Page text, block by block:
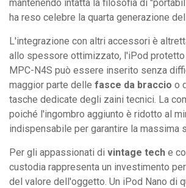
mantenendo intatta la filosofia di
ha reso celebre la quarta generazione del
L'integrazione con altri accessori è
allo spessore ottimizzato, l'iPod
MPC-N4S può essere inserito senza
maggior parte delle fasce da braccio o
tasche dedicate degli zaini tecnici. La
poiché l'ingombro aggiunto è ridotto al
indispensabile per garantire la massima
Per gli appassionati di vintage tech e
custodia rappresenta un investimento
del valore dell'oggetto. Un iPod Nano di